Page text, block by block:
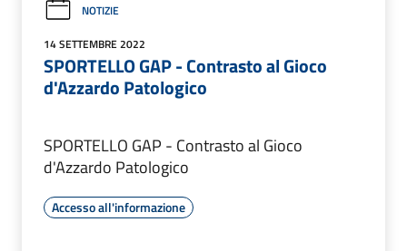
NOTIZIE
14 SETTEMBRE 2022
SPORTELLO GAP - Contrasto al Gioco
d'Azzardo Patologico
SPORTELLO GAP - Contrasto al Gioco
d'Azzardo Patologico
Accesso all'informazione